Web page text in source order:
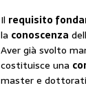
Il requisito
la conoscenza
Aver già svolto
costituisce una
master e dottorati